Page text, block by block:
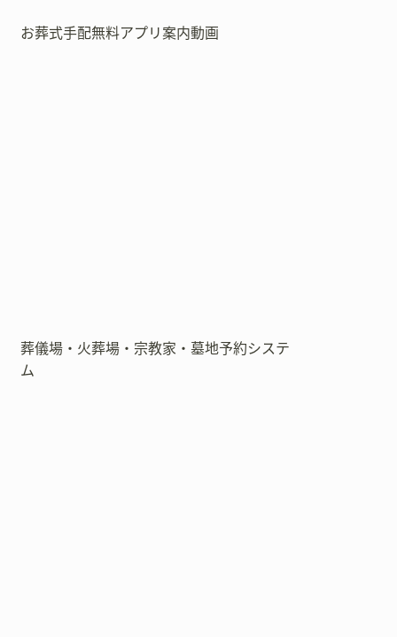
お葬式手配無料アプリ案内動画
葬儀場・火葬場・宗教家・墓地予約システ
ム